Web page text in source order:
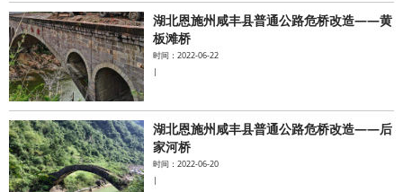
湖北恩施州咸丰县普通公路危桥改造——黄
板滩桥
时间：2022-06-22
|
湖北恩施州咸丰县普通公路危桥改造——后
家河桥
时间：2022-06-20
|